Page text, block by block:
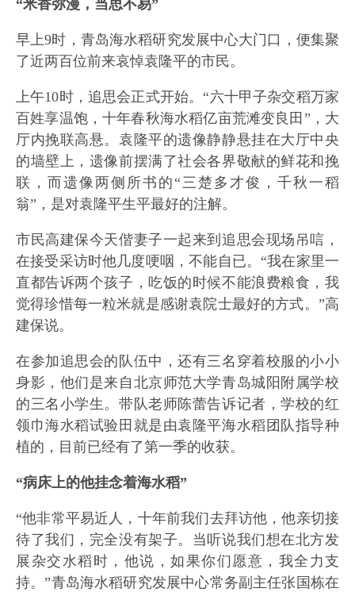
“米香弥漫，当思不易”
早上9时，青岛海水稻研究发展中心大门口，便集聚
了近两百位前来哀悼袁隆平的市民。
上午10时，追思会正式开始。“六十甲子杂交稻万家
百姓享温饱，十年春秋海水稻亿亩荒滩变良田”，大
厅内挽联高悬。袁隆平的遗像静静悬挂在大厅中央
的墙壁上，遗像前摆满了社会各界敬献的鲜花和挽
联，而遗像两侧所书的“三楚多才俊，千秋一稻
翁”，是对袁隆平生平最好的注解。
市民高建保今天偕妻子一起来到追思会现场吊唁，
在接受采访时他几度哽咽，不能自已。“我在家里一
直都告诉两个孩子，吃饭的时候不能浪费粮食，我
觉得珍惜每一粒米就是感谢袁院士最好的方式。”高
建保说。
在参加追思会的队伍中，还有三名穿着校服的小小
身影，他们是来自北京师范大学青岛城阳附属学校
的三名小学生。带队老师陈蕾告诉记者，学校的红
领巾海水稻试验田就是由袁隆平海水稻团队指导种
植的，目前已经有了第一季的收获。
“病床上的他挂念着海水稻”
“他非常平易近人，十年前我们去拜访他，他亲切接
待了我们，完全没有架子。当听说我们想在北方发
展杂交水稻时，他说，如果你们愿意，我全力支
持。”青岛海水稻研究发展中心常务副主任张国栋在